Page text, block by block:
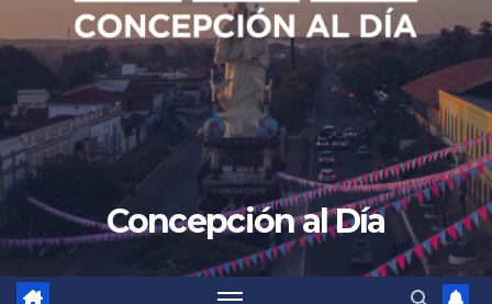
Concepción al Día